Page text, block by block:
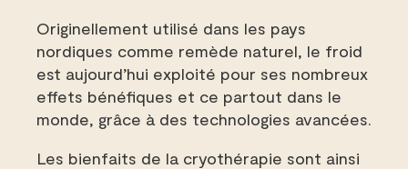
Originellement utilisé dans les pays
nordiques comme remède naturel, le froid
est aujourd’hui exploité pour ses nombreux
effets bénéfiques et ce partout dans le
monde, grâce à des technologies avancées.
Les bienfaits de la cryothérapie sont ainsi